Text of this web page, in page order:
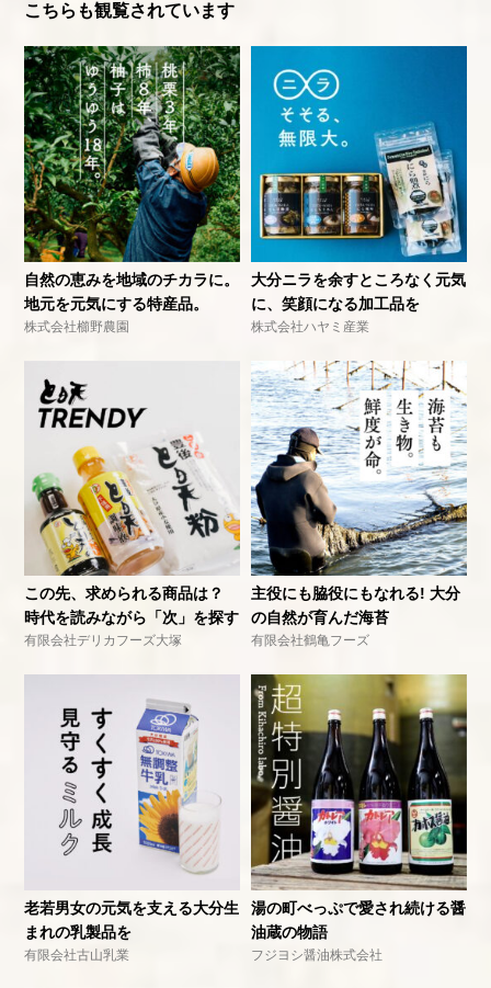
こちらも観覧されています
自然の恵みを地域のチカラに。
地元を元気にする特産品。
株式会社櫛野農園
大分ニラを余すところなく元気
に、笑顔になる加工品を
株式会社ハヤミ産業
この先、求められる商品は？
時代を読みながら「次」を探す
有限会社デリカフーズ大塚
主役にも脇役にもなれる! 大分
の自然が育んだ海苔
有限会社鶴亀フーズ
老若男女の元気を支える大分生
まれの乳製品を
有限会社古山乳業
湯の町べっぷで愛され続ける醤
油蔵の物語
フジヨシ醤油株式会社